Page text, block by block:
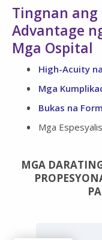
Tingnan
Advantage
Mga Ospital
High-Acuity
Mga
Bukas na
Mga
MGA